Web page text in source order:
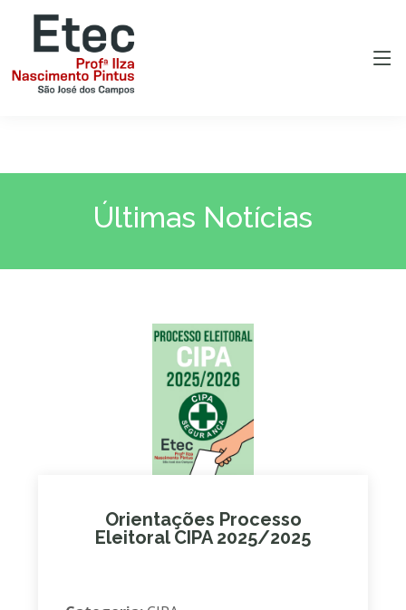
Últimas Notícias
Orientações Processo
Eleitoral CIPA 2025/2025